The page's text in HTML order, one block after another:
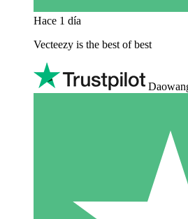
Hace 1 día
Vecteezy is the best of best